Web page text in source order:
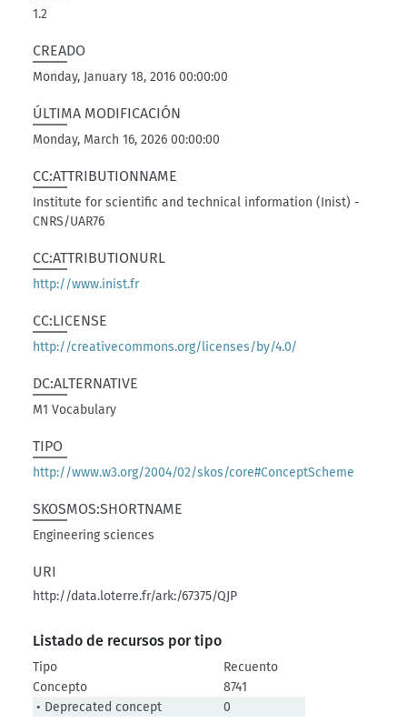
1.2
CREADO
Monday, January 18, 2016 00:00:00
ÚLTIMA MODIFICACIÓN
Monday, March 16, 2026 00:00:00
CC:ATTRIBUTIONNAME
Institute for scientific and technical information (Inist) -
CNRS/UAR76
CC:ATTRIBUTIONURL
http://www.inist.fr
CC:LICENSE
http://creativecommons.org/licenses/by/4.0/
DC:ALTERNATIVE
M1 Vocabulary
TIPO
http://www.w3.org/2004/02/skos/core#ConceptScheme
SKOSMOS:SHORTNAME
Engineering sciences
URI
http://data.loterre.fr/ark:/67375/QJP
Listado de recursos por tipo
Tipo
Recuento
Concepto
8741
• Deprecated concept
0